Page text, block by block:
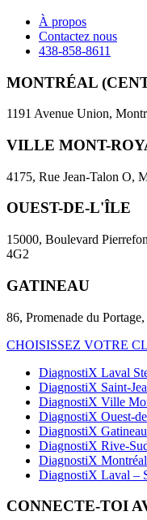
À propos
Contactez nous
438-858-8611
MONTRÉAL
1191 Avenue Union,
VILLE MONT-
4175, Rue Jean-Talon O,
OUEST-DE-L'ÎLE
15000, Boulevard
4G2
GATINEAU
86, Promenade du
CHOISISSEZ VOTRE
DiagnostiX Laval
DiagnostiX Saint-
DiagnostiX Ville
DiagnostiX Ouest-
DiagnostiX Gatineau
DiagnostiX Rive-
DiagnostiX Montréal
DiagnostiX Laval –
CONNECTE-TOI